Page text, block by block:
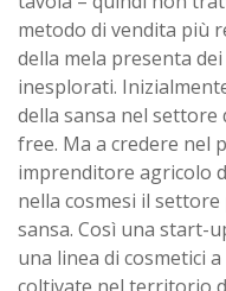
metodo di vendita più
della mela presenta
inesplorati.
della sansa nel
free. Ma a credere nel
imprenditore agricolo
nella cosmesi il
sansa. Così una start-
una linea di cosmetici